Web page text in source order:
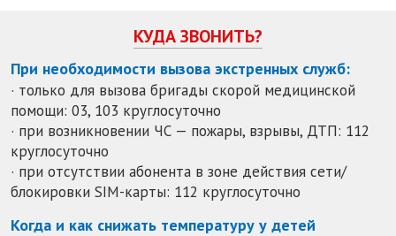
КУДА ЗВОНИТЬ?
При необходимости вызова экстренных служб:
· только для вызова бригады скорой медицинской
помощи: 03, 103 круглосуточно
· при возникновении ЧС — пожары, взрывы, ДТП: 112
круглосуточно
· при отсутствии абонента в зоне действия сети/
блокировки SIM-карты: 112 круглосуточно
Когда и как снижать температуру у детей